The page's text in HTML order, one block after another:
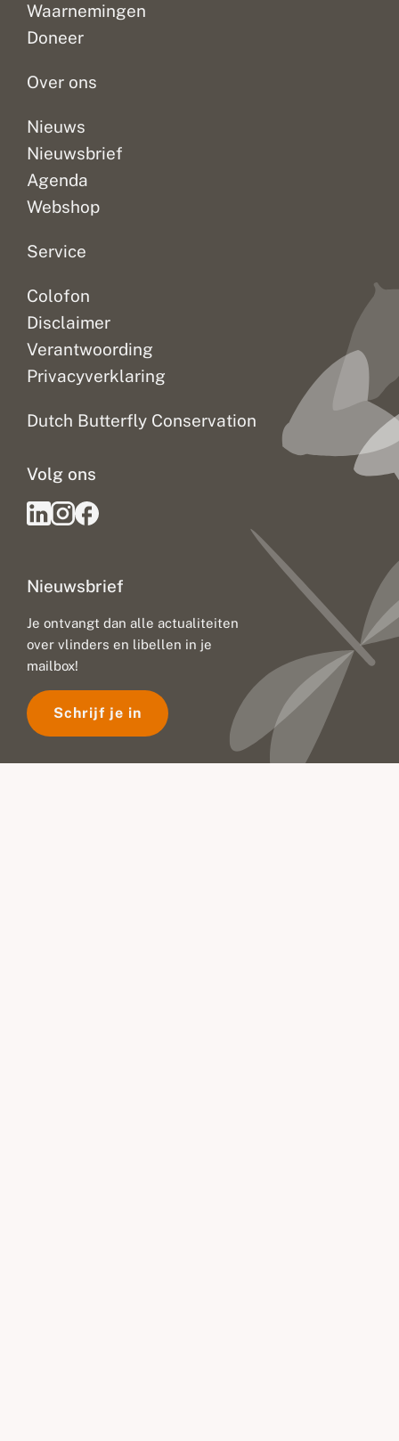
Waarnemingen
Doneer
Over ons
Nieuws
Nieuwsbrief
Agenda
Webshop
Service
Colofon
Disclaimer
Verantwoording
Privacyverklaring
Dutch Butterfly Conservation
Nieuwsbrief
Je ontvangt dan alle actualiteiten
over vlinders en libellen in je
mailbox!
Schrijf je in
Volg ons